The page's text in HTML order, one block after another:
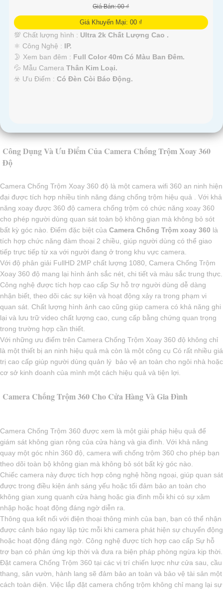
Giá Bán: 00 ₫
Giá Khuyến Mại: 00 ₫
💯 Chất lượng hình : Ultra 2k Chất Lượng Cao .
⚛️ Công Nghệ : IP.
🌛 Xem ban đêm : Full Color 40m Có Màu Ban Đêm.
💦 Mẫu Camera Thân Kim Loại.
️☣️ Ưu Điểm : Có Đèn Còi Báo Động.
Công Dụng Và Ưu Điểm Của Camera Chống Trộm Xoay 360
Độ
Camera Chống Trộm Xoay 360 độ là một camera wifi 360 an ninh hiện
đại được tích hợp nhiều tính năng đáng chống trộm hiệu quả . Với khả
năng xoay được 360 độ camera chống trộm có chức năng xoay 360
cho phép người dùng quan sát toàn bộ không gian mà không bỏ sót
bất kỳ góc nào. Điểm đặc biệt của Camera Chống Trộm xoay 360 là
tích hợp chức năng đàm thoại 2 chiều, giúp người dùng có thể giao
tiếp trực tiếp từ xa với người đang ở trong khu vực camera.
Với độ phân giải FullHD 2MP chất lượng 1080, Camera Chống Trộm
Xoay 360 độ mang lại hình ảnh sắc nét, chi tiết và màu sắc trung thực.
Công nghệ được tích hợp cao cấp Sự hỗ trợ người dùng dễ dàng
nhận biết, theo dõi các sự kiện và hoạt động xảy ra trong phạm vi
quan sát. Chất lượng hình ảnh cao cũng giúp camera có khả năng ghi
lại và lưu trữ video chất lượng cao, cung cấp bằng chứng quan trọng
trong trường hợp cần thiết.
Với những ưu điểm trên Camera Chống Trộm Xoay 360 độ không chỉ
là một thiết bị an ninh hiệu quả mà còn là một công cụ Có rất nhiều giá
trị cao cấp giúp người dùng quản lý bảo vệ an toàn cho ngôi nhà hoặc
cơ sở kinh doanh của mình một cách hiệu quả và tiện lợi.
Camera Chống Trộm 360 Cho Cửa Hàng Và Gia Đình
Camera Chống Trộm 360 được xem là một giải pháp hiệu quả để
giám sát không gian rộng của cửa hàng và gia đình. Với khả năng
quay một góc nhìn 360 độ, camera wifi chống trộm 360 cho phép bạn
theo dõi toàn bộ không gian mà không bỏ sót bất kỳ góc nào.
Chiếc camera này được tích hợp công nghệ hồng ngoại, giúp quan sát
được trong điều kiện ánh sáng yếu hoặc tối đảm bảo an toàn cho
không gian xung quanh cửa hàng hoặc gia đình mỗi khi có sự xâm
nhập hoặc hoạt động đáng ngờ diễn ra.
Thông qua kết nối với điện thoại thông minh của bạn, bạn có thể nhận
được cảnh báo ngay lập tức mỗi khi camera phát hiện sự chuyển động
hoặc hoạt động đáng ngờ. Công nghệ được tích hợp cao cấp Sự hỗ
trợ bạn có phản ứng kịp thời và đưa ra biện pháp phòng ngừa kịp thời.
Đặt camera Chống Trộm 360 tại các vị trí chiến lược như cửa sau, cầu
thang, sân vườn, hành lang sẽ đảm bảo an toàn và bảo vệ tài sản một
cách toàn diện. Việc lắp đặt camera chống trộm không chỉ mang lại sự